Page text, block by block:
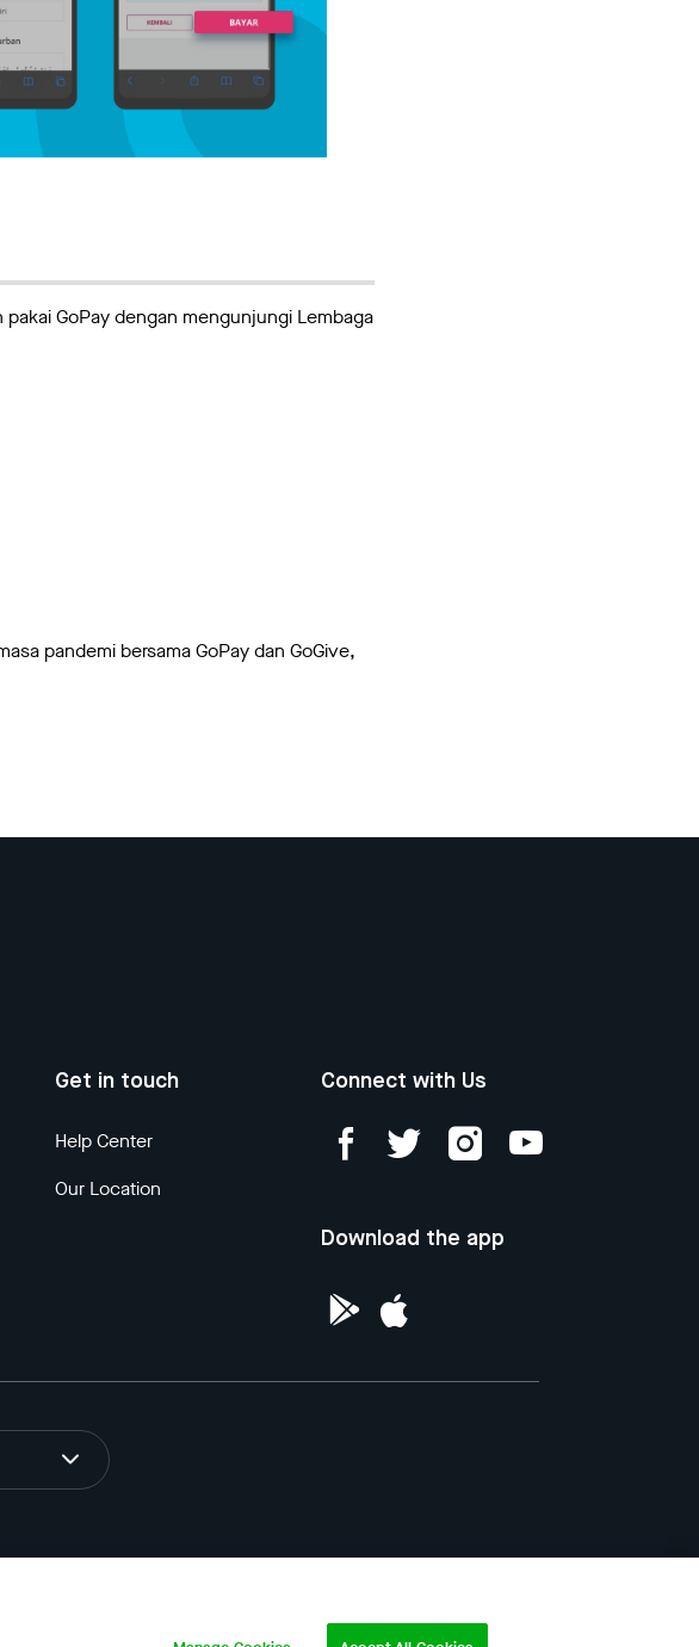
GoPay dengan mengunjungi Lembaga
pandemi bersama GoPay dan GoGive,
Get in touch
Help Center
Our Location
Connect with Us
Download the app